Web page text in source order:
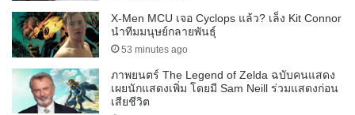
X-Men MCU เจอ Cyclops แล้ว? เล็ง Kit Connor
นำทีมมนุษย์กลายพันธุ์
53 minutes ago
ภาพยนตร์ The Legend of Zelda ฉบับคนแสดง
เผยนักแสดงเพิ่ม โดยมี Sam Neill ร่วมแสดงก่อน
เสียชีวิต